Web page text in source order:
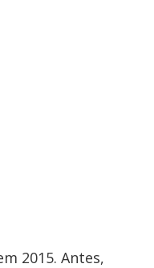
2015. Antes,